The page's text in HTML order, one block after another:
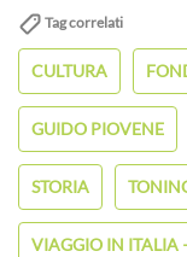
Tag correlati
CULTURA
GUIDO PIOVENE
STORIA
VIAGGIO IN ITALIA